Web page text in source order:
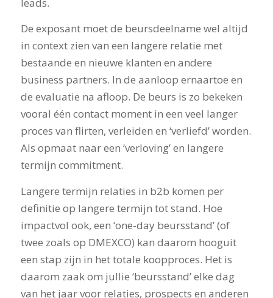
De exposant moet de beursdeelname wel altijd
in context zien van een langere relatie met
bestaande en nieuwe klanten en andere
business partners. In de aanloop ernaartoe en
de evaluatie na afloop. De beurs is zo bekeken
vooral één contact moment in een veel langer
proces van flirten, verleiden en ‘verliefd’ worden.
Als opmaat naar een ‘verloving’ en langere
termijn commitment.
Langere termijn relaties in b2b komen per
definitie op langere termijn tot stand. Hoe
impactvol ook, een ‘one-day beursstand’ (of
twee zoals op DMEXCO) kan daarom hooguit
een stap zijn in het totale koopproces. Het is
daarom zaak om jullie ‘beursstand’ elke dag
van het jaar voor relaties, prospects en anderen